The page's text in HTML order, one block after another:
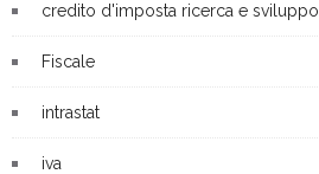
credito d'imposta ricerca e sviluppo
Fiscale
intrastat
iva